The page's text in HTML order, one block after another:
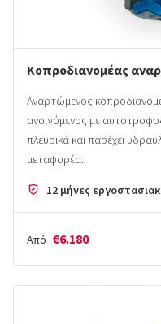
Κοπροδιανομέας
Αναρτώμενος
ανοιγόμενος με
πλευρικά και παρέχει
μεταφορέα.
12 μήνες
Από €6.180